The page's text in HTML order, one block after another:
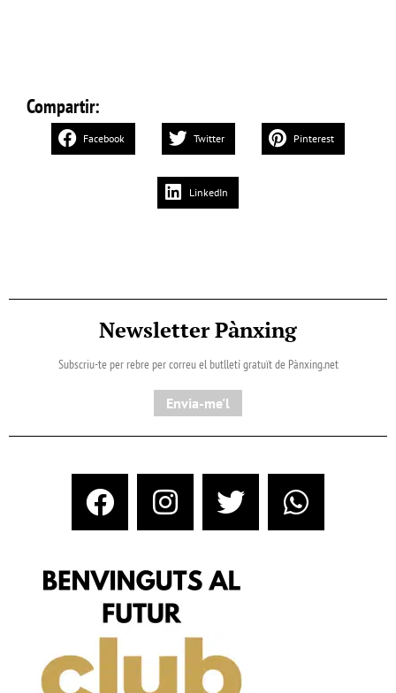
Compartir:
Facebook Twitter Pinterest
LinkedIn
Newsletter Pànxing
Subscriu-te per rebre per correu el butlletí gratuït de Pànxing.net​
Envia-me'l